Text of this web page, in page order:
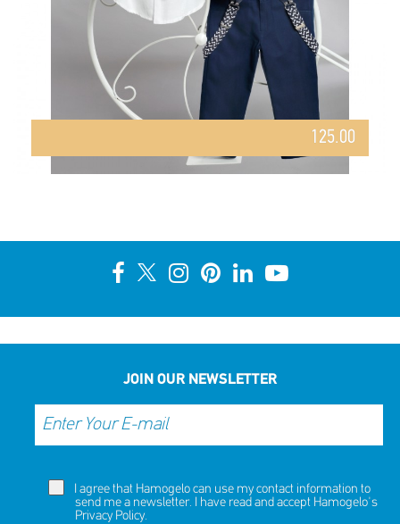
125.00
JOIN OUR NEWSLETTER
I agree that Hamogelo can use my contact information to
send me a newsletter. I have read and accept Hamogelo's
Privacy Policy.